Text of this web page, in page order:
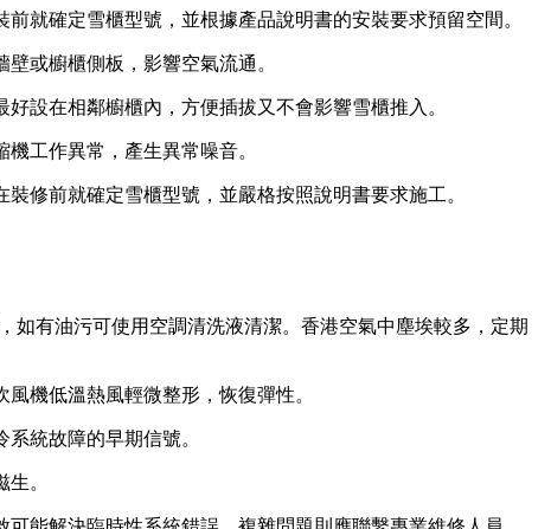
就確定雪櫃型號，並根據產品說明書的安裝要求預留空間。
或櫥櫃側板，影響空氣流通。
設在相鄰櫥櫃內，方便插拔又不會影響雪櫃推入。
工作異常，產生異常噪音。
修前就確定雪櫃型號，並嚴格按照說明書要求施工。
如有油污可使用空調清洗液清潔。香港空氣中塵埃較多，定期
機低溫熱風輕微整形，恢復彈性。
統故障的早期信號。
。